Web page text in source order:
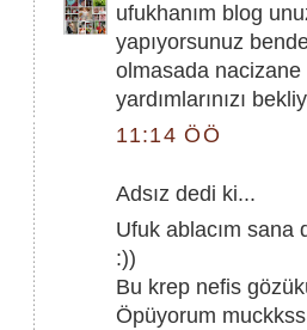
ufukhanım blog
yapıyorsunuz
olmasada nacizane
yardımlarınızı
11:14 ÖÖ
Adsız dedi ki...
Ufuk ablacım sana
:))
Bu krep nefis
Öpüyorum muckkss